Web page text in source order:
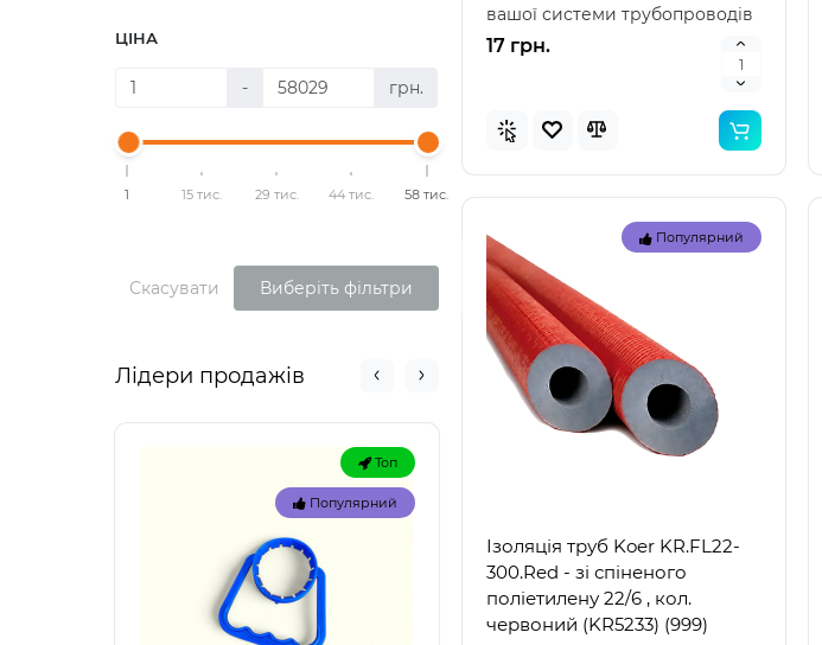
ЦІНА
- грн.
1 15 тис. 29 тис. 44 тис. 58 тис.
Скасувати Виберіть фільтри
Лідери продажів
Топ
Популярний
вашої системи трубопроводів
Ізоляція труб Koe..
17 грн.
Популярний
Ізоляція труб Koer KR.FL22-
300.Red - зі спіненого
поліетилену 22/6 , кол.
червоний (KR5233) (999)